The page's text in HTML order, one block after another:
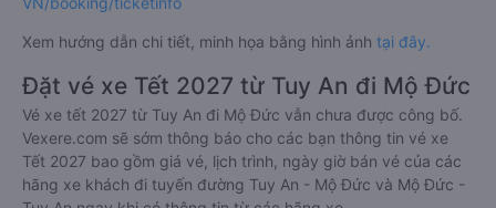
thông qua các ví Momo, ZaloPay, AirPay, VNPay,…
Sau khi thanh toán vé xe khách Tuy An - Phú Yên Mộ Đức -
Quảng Ngãi thành công, Vexere sẽ gửi tin nhắn/email xác
nhận thành công đến số điện thoại/email mà quý khách đã
đăng ký. Đến ngày đi, quý khách vui lòng có mặt tại điểm đón
trước 30 phút giờ khởi hành để chuẩn bị lên xe. Để kiểm tra
tình trạng vé xe đi Mộ Đức - Quảng Ngãi từ Tuy An - Phú Yên